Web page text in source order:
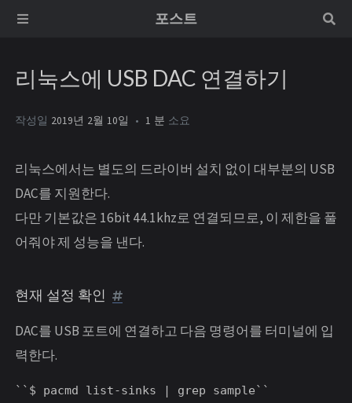
포스트
리눅스에 USB DAC 연결하기
작성일 2019년 2월 10일 1 분 소요
리눅스에서는 별도의 드라이버 설치 없이 대부분의 USB
DAC를 지원한다.
다만 기본값은 16bit 44.1khz로 연결되므로, 이 제한을 풀
어줘야 제 성능을 낸다.
현재 설정 확인
DAC를 USB 포트에 연결하고 다음 명령어를 터미널에 입
력한다.
``$ pacmd list-sinks | grep sample``